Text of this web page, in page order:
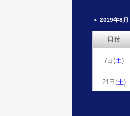
＜ 2019年8月
日付
7日(土)
21日(土)